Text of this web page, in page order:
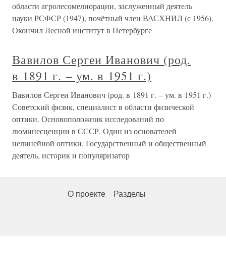
области агролесомелиорации, заслуженный деятель
науки РСФСР (1947), почётный член ВАСХНИЛ (с 1956).
Окончил Лесной институт в Петербурге
Вавилов Сергеи Иванович (род.
в 1891 г. – ум. в 1951 г.)
Вавилов Сергеи Иванович (род. в 1891 г. – ум. в 1951 г.)
Советский физик, специалист в области физической
оптики. Основоположник исследований по
люминесценции в СССР. Один из основателей
нелинейной оптики. Государственный и общественный
деятель, историк и популяризатор
О проекте Разделы